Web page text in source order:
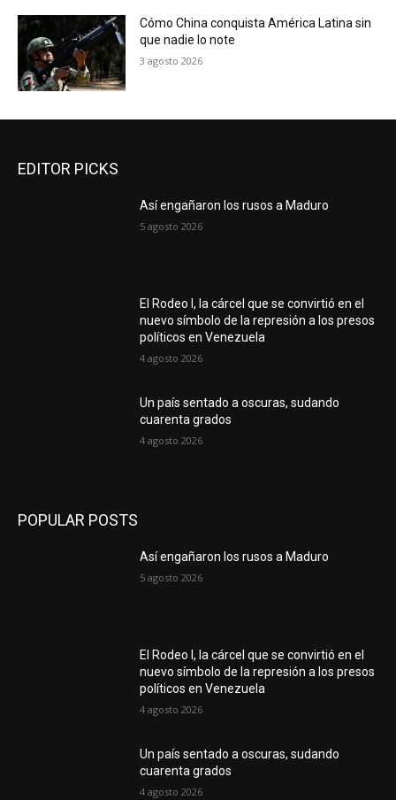
Cómo China conquista América Latina sin
que nadie lo note
3 agosto 2026
EDITOR PICKS
Así engañaron los rusos a Maduro
5 agosto 2026
El Rodeo I, la cárcel que se convirtió en el
nuevo símbolo de la represión a los presos
políticos en Venezuela
4 agosto 2026
Un país sentado a oscuras, sudando
cuarenta grados
4 agosto 2026
POPULAR POSTS
Así engañaron los rusos a Maduro
5 agosto 2026
El Rodeo I, la cárcel que se convirtió en el
nuevo símbolo de la represión a los presos
políticos en Venezuela
4 agosto 2026
Un país sentado a oscuras, sudando
cuarenta grados
4 agosto 2026